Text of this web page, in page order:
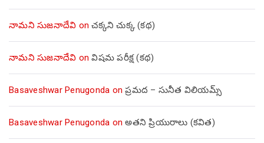
నామని సుజనాదేవి onచక్కని చుక్క (కథ)
నామని సుజనాదేవి onవిషమ పరీక్ష (క‌థ‌)
Basaveshwar Penugonda onప్రమద – సునీత విలియమ్స్
Basaveshwar Penugonda onఅతని ప్రియురాలు (కవిత)